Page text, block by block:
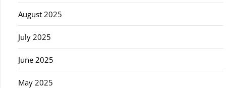
August 2025
July 2025
June 2025
May 2025